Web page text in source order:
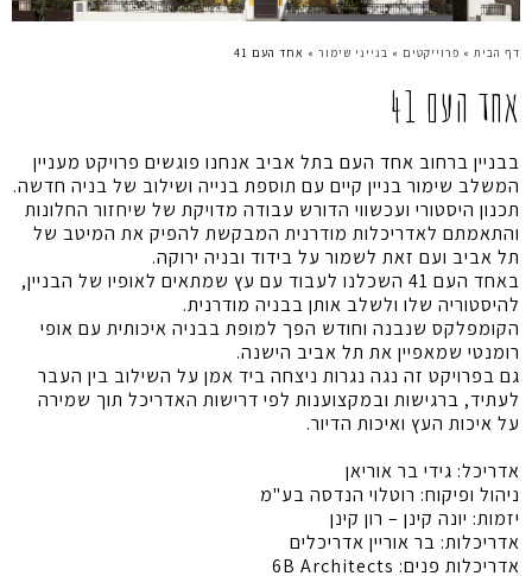
דף הבית » פרוייקטים » בנייני שימור » אחד העם 41
אחד העם 41
בבניין ברחוב אחד העם בתל אביב אנחנו פוגשים פרויקט מעניין
המשלב שימור בניין קיים עם תוספת בנייה ושילוב של בניה חדשה.
תכנון היסטורי ועכשווי הדורש עבודה מדויקת של שיחזור החלונות
והתאמתם לאדריכלות מודרנית המבקשת להפיק את המיטב של
תל אביב ועם זאת לשמור על בידוד ובניה ירוקה.
באחד העם 41 השכלנו לעבוד עם עץ שמתאים לאופיו של הבניין,
להיסטוריה שלו ולשלב אותן בבניה מודרנית.
הקומפלקס שנבנה וחודש הפך למופת בבניה איכותית עם אופי
רומנטי שמאפיין את תל אביב הישנה.
גם בפרויקט זה נגה נגרות ניצחה ביד אמן על השילוב בין העבר
לעתיד, ברגישות ובמקצוענות לפי דרישות האדריכל תוך שמירה
על איכות העץ ואיכות הדיור.
אדריכל: גידי בר אוריאן
ניהול ופיקוח: רוטלוי הנדסה בע"מ
יזמות: יונה קינן – רון קינן
אדריכלות: בר אוריין אדריכלים
אדריכלות פנים: 6B Architects